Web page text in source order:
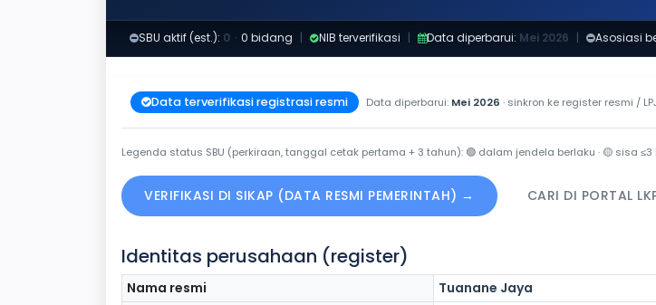
SBU aktif (est.): 0 · 0 bidang | NIB terverifikasi | Data diperbarui: Mei 2026 | Asosiasi
Data terverifikasi registrasi resmi Data diperbarui: Mei 2026 · sinkron ke register resmi /
Legenda status SBU (perkiraan, tanggal cetak pertama + 3 tahun): 🟢 dalam jendela berlaku · 🟡 sisa ≤3
VERIFIKASI DI SIKAP (DATA RESMI PEMERINTAH) → CARI DI PORTAL
Identitas perusahaan (register)
Nama resmi
Tuanane Jaya